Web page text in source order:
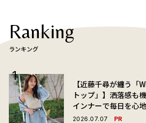
Ranking
ランキング
【近藤千尋が纏う「
トップ」】洒落感も
インナーで毎日を心
2026.07.07 PR